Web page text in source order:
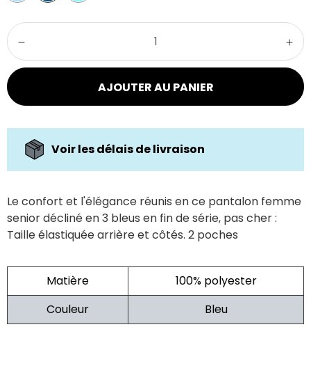
AJOUTER AU PANIER
Voir les délais de livraison
Le confort et l'élégance réunis en ce pantalon femme
senior décliné en 3 bleus en fin de série, pas cher :
Taille élastiquée arrière et côtés. 2 poches
Matière
100% polyester
Couleur
Bleu